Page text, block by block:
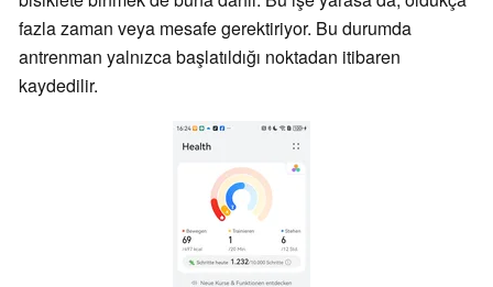
fazla zaman veya mesafe gerektiriyor. Bu durumda
antrenman yalnızca başlatıldığı noktadan itibaren
kaydedilir.